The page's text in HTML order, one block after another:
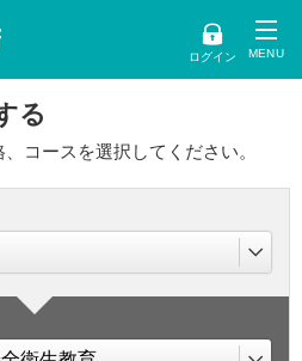
ログイン
る
コースを選択してください。